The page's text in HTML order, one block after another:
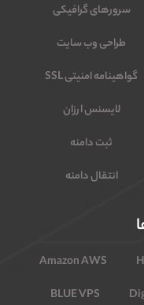
سرورهای گرافیکی
طراحی وب سایت
گواهینامه امنیتی SSL
لایسنس ارزان
ثبت دامنه
انتقال دامنه
Amazon AWS
BLUE VPS